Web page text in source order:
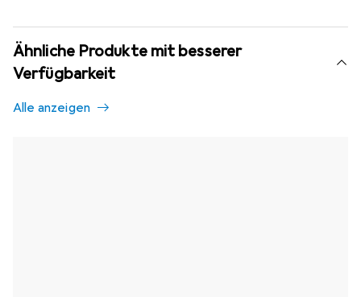
Ähnliche Produkte mit besserer
Verfügbarkeit
Alle anzeigen